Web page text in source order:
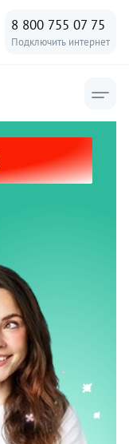
8 800 755 07 75
Подключить интернет